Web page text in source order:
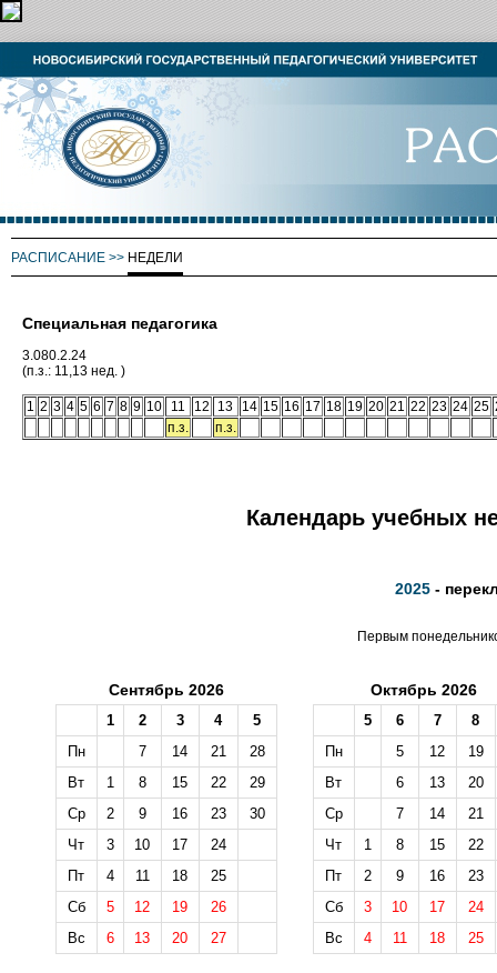
РАСПИСАНИЕ >> НЕДЕЛИ
Специальная педагогика
3.080.2.24
(п.з.: 11,13 нед. )
1 2 3 4 5 6 7 8 9 10 11 12 13 14 15 16 17 18 19 20 21 22 23 24 25
п.з.
п.з.
Календарь учебных
2025 -
Первым
Сентябрь 2026
1 2 3 4
5
Пн
7 14 21
28
Вт
1 8 15 22
29
Ср
2 9 16 23
30
Чт
3 10 17
24
Пт
4 11 18
25
Сб
5 12 19
26
Вс
6 13 20 27
Октябрь 2026
5 6 7
8
Пн
5 12
19
Вт
6 13
20
Ср
7 14
21
Чт
1 8 15
22
Пт
2 9 16
23
Сб
3 10 17
24
Вс
4 11 18 25